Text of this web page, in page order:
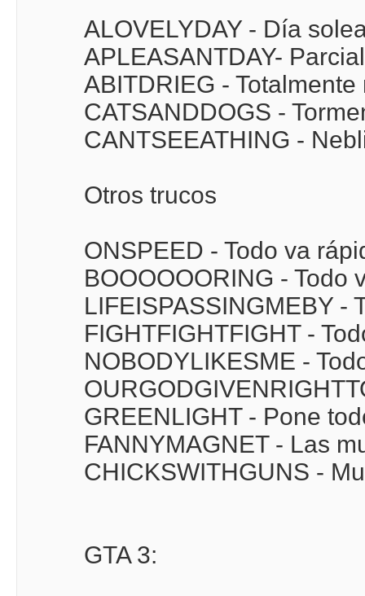
ALOVELYDAY - Día
APLEASANTDAY-
ABITDRIEG - Totalmente
CATSANDDOGS -
CANTSEEATHING -
Otros trucos
ONSPEED - Todo va
BOOOOOORING - Todo
LIFEISPASSINGMEBY -
FIGHTFIGHTFIGHT -
NOBODYLIKESME -
GREENLIGHT - Pone
FANNYMAGNET - Las
CHICKSWITHGUNS -
GTA 3: